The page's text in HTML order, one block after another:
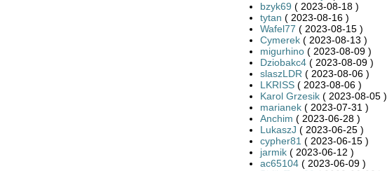
bzyk69 ( 2023-08-18 )
tytan ( 2023-08-16 )
Wafel77 ( 2023-08-15 )
Cymerek( 2023-08-13 )
migurhino( 2023-08-09 )
Dziobakc4( 2023-08-09 )
slaszLDR ( 2023-08-06 )
LKRISS( 2023-08-06 )
Karol Grzesik( 2023-08-05 )
marianek( 2023-07-31 )
Anchim ( 2023-06-28 )
LukaszJ ( 2023-06-25 )
cypher81 ( 2023-06-15 )
jarmik( 2023-06-12 )
ac65104( 2023-06-09 )